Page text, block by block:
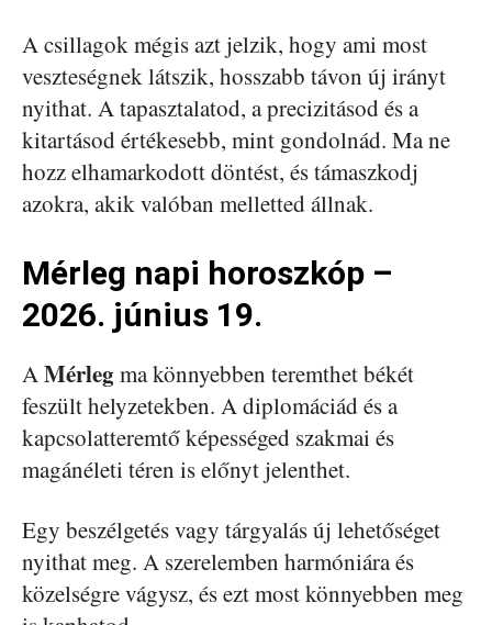
A csillagok mégis azt jelzik, hogy ami most
veszteségnek látszik, hosszabb távon új irányt
nyithat. A tapasztalatod, a precizitásod és a
kitartásod értékesebb, mint gondolnád. Ma ne
hozz elhamarkodott döntést, és támaszkodj
azokra, akik valóban melletted állnak.
Mérleg napi horoszkóp –
2026. június 19.
AMérlegma könnyebben teremthet békét
feszült helyzetekben. A diplomáciád és a
kapcsolatteremtő képességed szakmai és
magánéleti téren is előnyt jelenthet.
Egy beszélgetés vagy tárgyalás új lehetőséget
nyithat meg. A szerelemben harmóniára és
közelségre vágysz, és ezt most könnyebben meg